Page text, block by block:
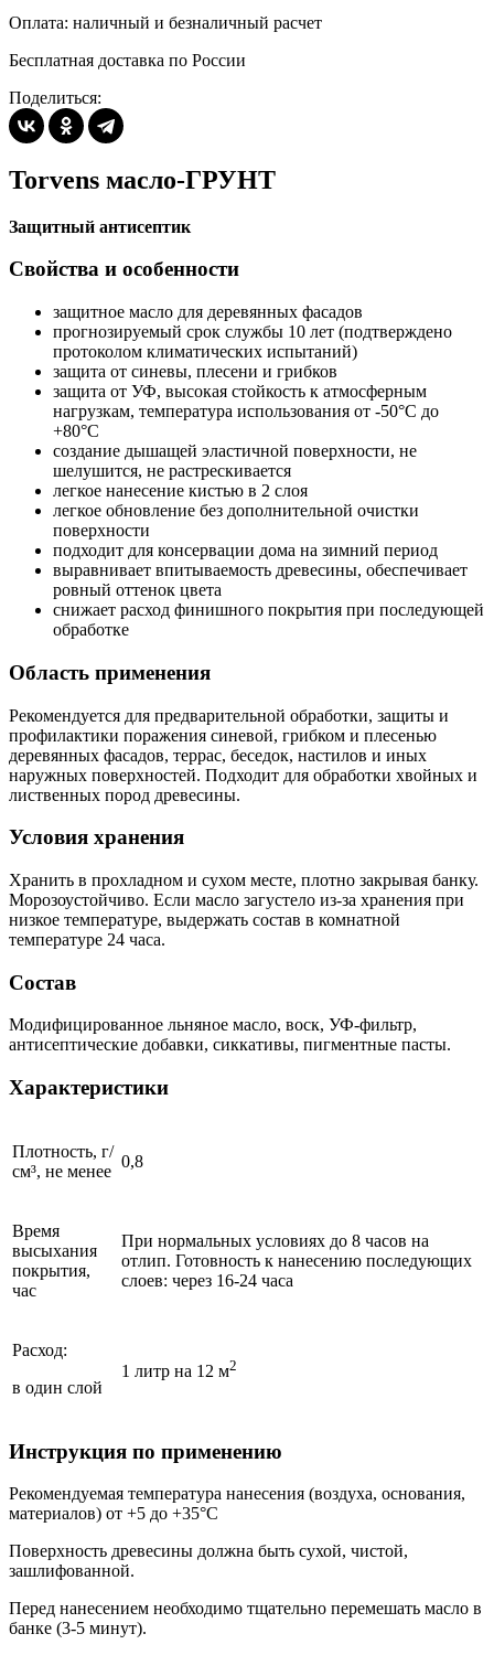
Оплата: наличный и безналичный расчет
Бесплатная доставка по России
Поделиться:
Torvens масло-ГРУНТ
Защитный антисептик
Свойства и особенности
защитное масло для деревянных фасадов
прогнозируемый срок службы 10 лет (подтверждено
протоколом климатических испытаний)
защита от синевы, плесени и грибков
защита от УФ, высокая стойкость к атмосферным
нагрузкам, температура использования от -50°С до
+80°С
создание дышащей эластичной поверхности, не
шелушится, не растрескивается
легкое нанесение кистью в 2 слоя
легкое обновление без дополнительной очистки
поверхности
подходит для консервации дома на зимний период
выравнивает впитываемость древесины, обеспечивает
ровный оттенок цвета
снижает расход финишного покрытия при последующей
обработке
Область применения
Рекомендуется для предварительной обработки, защиты и
профилактики поражения синевой, грибком и плесенью
деревянных фасадов, террас, беседок, настилов и иных
наружных поверхностей. Подходит для обработки хвойных и
лиственных пород древесины.
Условия хранения
Хранить в прохладном и сухом месте, плотно закрывая банку.
Морозоустойчиво. Если масло загустело из-за хранения при
низкое температуре, выдержать состав в комнатной
температуре 24 часа.
Состав
Модифицированное льняное масло, воск, УФ-фильтр,
антисептические добавки, сиккативы, пигментные пасты.
Характеристики
Плотность, г/
см³, не менее
0,8
Время
высыхания
покрытия,
час
При нормальных условиях до 8 часов на
отлип. Готовность к нанесению последующих
слоев: через 16-24 часа
Расход:
в один слой
1 литр на 12 м2
Инструкция по применению
Рекомендуемая температура нанесения (воздуха, основания,
материалов) от +5 до +35°С
Поверхность древесины должна быть сухой, чистой,
зашлифованной.
Перед нанесением необходимо тщательно перемешать масло в
банке (3-5 минут).